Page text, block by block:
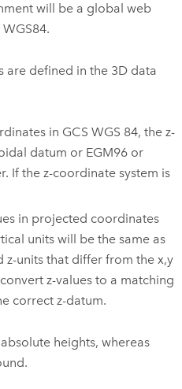
will be a global web
defined in the 3D data
in GCS WGS 84, the z-
datum or EGM96 or
If the z-coordinate system is
in projected coordinates
units will be the same as
z-units that differ from the x,y
z-values to a matching
correct z-datum.
heights, whereas